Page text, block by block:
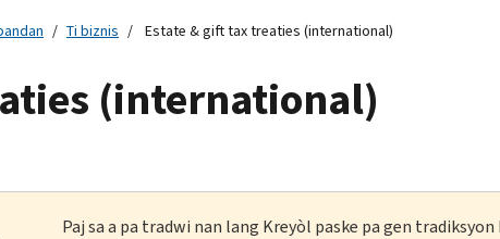
Ti biznis Estate & gift tax treaties (international)
(international)
Paj sa a pa tradwi nan lang Kreyòl paske pa gen